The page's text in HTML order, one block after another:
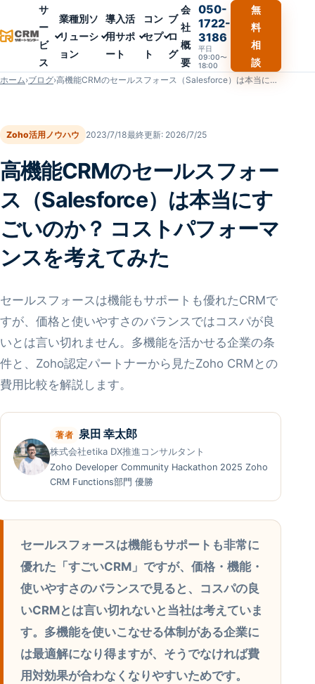
サ
ー
ビ
ス
業種別ソ
リューシ
ョン
導入活
用サポ
ート
コン
セプ
ト
ブ
ロ
グ
会
社
概
要
050-
1722-
3186
平日
09:00〜
18:00
無
料
相
談
ホーム›ブログ› 高機能CRMのセールスフォース（Salesforce）は本当にすごいのか？ コストパフォーマンスを考えてみた
Zoho活用ノウハウ 2023/7/18最終更新: 2026/7/25
高機能CRMのセールスフォー
ス（Salesforce）は本当にす
ごいのか？ コストパフォーマ
ンスを考えてみた
セールスフォースは機能もサポートも優れたCRMで
すが、価格と使いやすさのバランスではコスパが良
いとは言い切れません。多機能を活かせる企業の条
件と、Zoho認定パートナーから見たZoho CRMとの
費用比較を解説します。
著者 泉田 幸太郎
株式会社etika DX推進コンサルタント
Zoho Developer Community Hackathon 2025 Zoho
CRM Functions部門 優勝
セールスフォースは機能もサポートも非常に
優れた「すごいCRM」ですが、価格・機能・
使いやすさのバランスで見ると、コスパの良
いCRMとは言い切れないと当社は考えていま
す。多機能を使いこなせる体制がある企業に
は最適解になり得ますが、そうでなければ費
用対効果が合わなくなりやすいためです。